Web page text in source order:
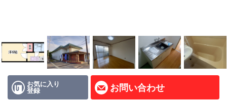
地域から探す
地図から探す
スタッフ紹介
お気に入り
登録 お問い合わせ